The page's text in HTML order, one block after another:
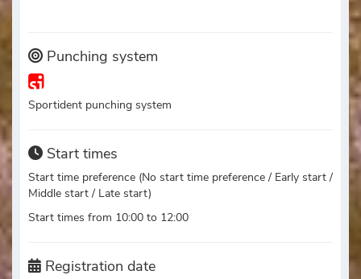
Punching system
Sportident punching system
Start times
Start time preference (No start time preference / Early start /
Middle start / Late start)
Start times from 10:00 to 12:00
Registration date